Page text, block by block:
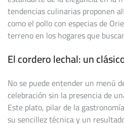
tendencias culinarias proponen
como el pollo con especias de
terreno en los hogares que
El cordero lechal: un
No se puede entender un menú
celebración sin la presencia de
Este plato, pilar de la
su sencillez técnica y un